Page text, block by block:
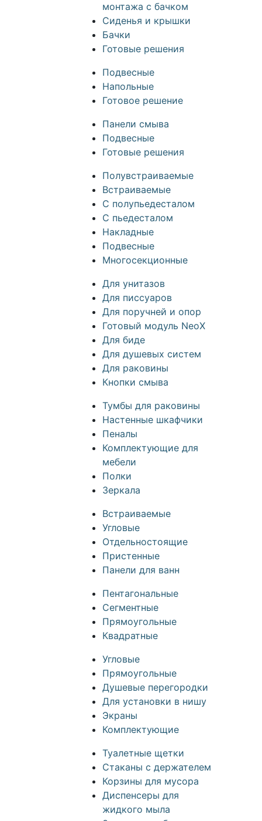
монтажа с бачком
Сиденья и крышки
Бачки
Готовые решения
Подвесные
Напольные
Готовое решение
Панели смыва
Подвесные
Готовые решения
Полувстраиваемые
Встраиваемые
С полупьедесталом
С пьедесталом
Накладные
Подвесные
Многосекционные
Для унитазов
Для писсуаров
Для поручней и опор
Готовый модуль NeoX
Для биде
Для душевых систем
Для раковины
Кнопки смыва
Тумбы для раковины
Настенные шкафчики
Пеналы
Комплектующие для
мебели
Полки
Зеркала
Встраиваемые
Угловые
Отдельностоящие
Пристенные
Панели для ванн
Пентагональные
Сегментные
Прямоугольные
Квадратные
Угловые
Прямоугольные
Душевые перегородки
Для установки в нишу
Экраны
Комплектующие
Туалетные щетки
Стаканы с держателем
Корзины для мусора
Диспенсеры для
жидкого мыла